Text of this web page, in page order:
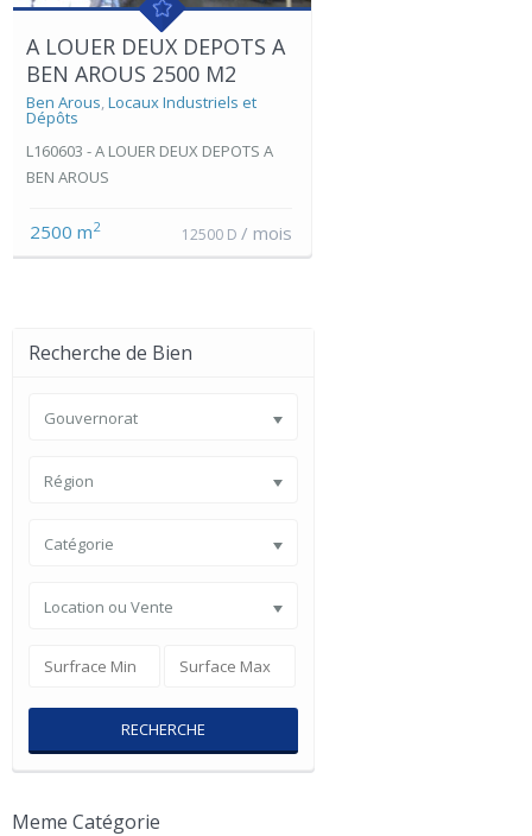
A LOUER DEUX DEPOTS A
BEN AROUS 2500 M2
Ben Arous,Locaux Industriels et
Dépôts
L160603 - A LOUER DEUX DEPOTS A
BEN AROUS
2500 m2 12500 D / mois
Recherche de Bien
Gouvernorat
Région
Catégorie
Location ou Vente
RECHERCHE
Meme Catégorie